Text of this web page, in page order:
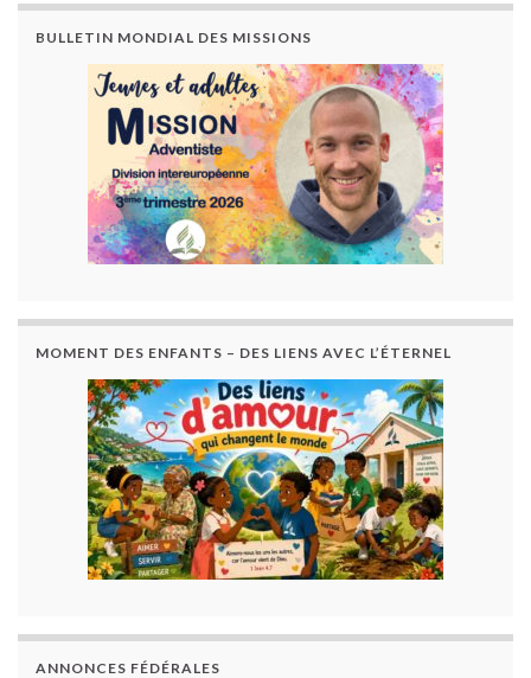
BULLETIN MONDIAL DES MISSIONS
MOMENT DES ENFANTS – DES LIENS AVEC L’ÉTERNEL
ANNONCES FÉDÉRALES